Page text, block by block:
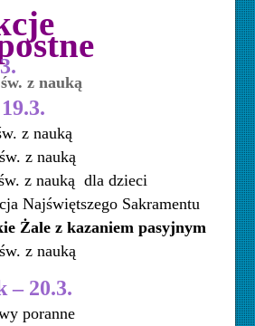
z nauką
z nauką
z nauką
z nauką dla dzieci
Najświętszego Sakramentu
Żale z kazaniem pasyjnym
z nauką
– 20.3.
poranne